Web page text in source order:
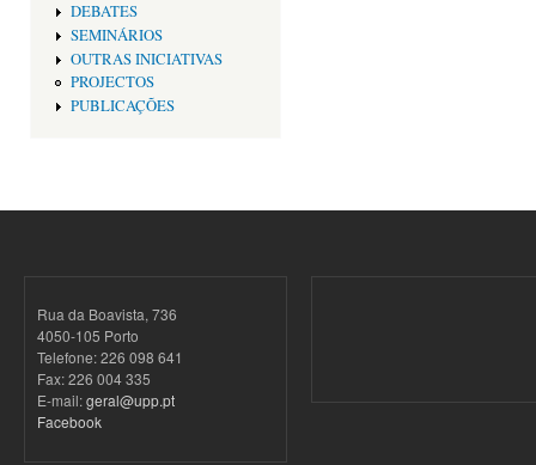
DEBATES
SEMINÁRIOS
OUTRAS INICIATIVAS
PROJECTOS
PUBLICAÇÕES
Rua da Boavista, 736
4050-105 Porto
Telefone: 226 098 641
Fax: 226 004 335
E-mail:geral@upp.pt
Facebook